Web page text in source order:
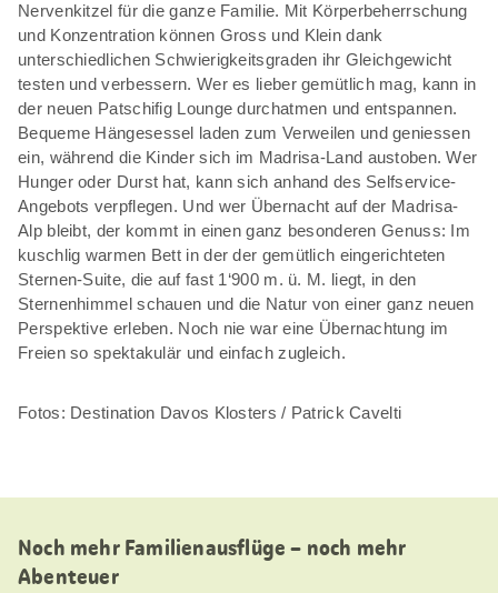
Nervenkitzel für die ganze Familie. Mit Körperbeherrschung
und Konzentration können Gross und Klein dank
unterschiedlichen Schwierigkeitsgraden ihr Gleichgewicht
testen und verbessern. Wer es lieber gemütlich mag, kann in
der neuen Patschifig Lounge durchatmen und entspannen.
Bequeme Hängesessel laden zum Verweilen und geniessen
ein, während die Kinder sich im Madrisa-Land austoben. Wer
Hunger oder Durst hat, kann sich anhand des Selfservice-
Angebots verpflegen. Und wer Übernacht auf der Madrisa-
Alp bleibt, der kommt in einen ganz besonderen Genuss: Im
kuschlig warmen Bett in der der gemütlich eingerichteten
Sternen-Suite, die auf fast 1‘900 m. ü. M. liegt, in den
Sternenhimmel schauen und die Natur von einer ganz neuen
Perspektive erleben. Noch nie war eine Übernachtung im
Freien so spektakulär und einfach zugleich.
Fotos: Destination Davos Klosters / Patrick Cavelti
Noch mehr Familienausflüge – noch mehr
Abenteuer